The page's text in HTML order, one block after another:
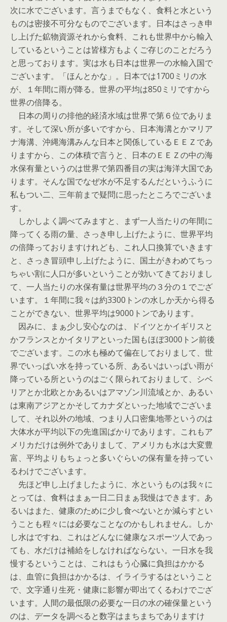
次に水でございます。言うまでもなく、食料と水という
ものは密接不可分なものでございます。日本はさっき申
し上げた鉱物資源それから食料、これも世界中から輸入
しているということは皆様方もよくご存じのことだろう
と思っております。実は水も日本は世界一の水輸入国で
ございます。「ほんとかな」。日本では1700ミリの水
が、１年間に雨が降る。世界の平均は850ミリですから
世界の倍降る。
日本の周りの排他的経済水域は世界で第６位でありま
す。そして深い所が多いですから、日本海溝とかマリア
ナ海溝、沖縄海溝みんな日本と関係しているＥＥＺであ
りますから、この体積で言うと、日本のＥＥＺの中の海
水保有量というのは世界で第四番目の実は海洋大国であ
ります。そんな国でなぜ水が不足するんだというふうに
私もつい二、三年前まで疑問に思ったところでございま
す。
しかしよく調べてみますと、まず一人当たりの年間に
降ってくる雨の量、さっき申し上げたように、世界平均
の倍降っておりますけれども、これ人口換算でいきます
と、さっき冒頭申し上げたように、国土がきわめてちっ
ちゃい割に人口が多いということが効いてきておりまし
て、一人当たりの水保有量は世界平均の３分の１でござ
います。１年間に我々は約3300トンの水しか天から得る
ことができない、世界平均は9000トンであります。
因みに、まぁ少し安心なのは、ドイツとかイギリスと
かフランスとかイタリアといった国もほぼ3000トン前後
でございます。この水も極めて偏在しておりまして、世
界でいっぱい水を持っている所、あるいはいっぱい雨が
降っている所というのはごく限られておりまして、シベ
リアとか北欧とかあるいはアマゾン川流域とか、あるい
は東南アジアとかそしてカナダといった地域でございま
して、それ以外の地域、つまり人口密集地帯というのは
大体水が平均以下の先進国ばかりであります。これもア
メリカだけは例外でありまして、アメリカも水は大変豊
富、平均よりもちょっと多いぐらいの保有量を持ってい
るわけでございます。
先ほど申し上げましたように、水というものは我々に
とっては、食料はまぁ一日二日まぁ我慢はできます。あ
るいはまた、健康のために少し食べないとか減らすとい
うことも程々には必要なことなのかもしれません。しか
し水はですね、これはどんなに健康なスポーツ人であっ
ても、水だけは補給をしなければならない。一日水を我
慢するということは、これはもう心臓に負担はかかる
は、血管に負担はかかるは、イライラするはということ
で、文字通り生死・健康に影響が即出てくるわけでござ
います。人間の最低限の必要な一日の水の確保量という
のは、データを調べると数字はまちまちでありますけ